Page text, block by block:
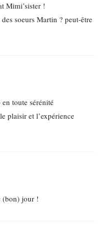
Mimi’sister !
soeurs Martin ? peut-être
toute sérénité
plaisir et l’expérience
(bon) jour !